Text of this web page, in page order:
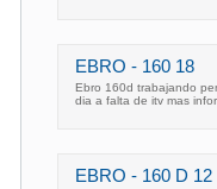
EBRO - 160 18
Ebro 160d trabajando
dia a falta de itv mas
EBRO - 160 D 12